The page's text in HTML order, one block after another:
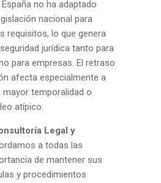
España no ha adaptado
nacional para
requisitos, lo que genera
jurídica tanto para
para empresas. El retraso
afecta especialmente a
temporalidad o
atípico.
Legal y
a todas las
de mantener sus
y procedimientos